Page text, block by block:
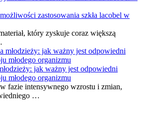
zastosowania szkła lacobel w
który zyskuje coraz większą
jak ważny jest odpowiedni
młodego organizmu
fazie intensywnego wzrostu i zmian,
…